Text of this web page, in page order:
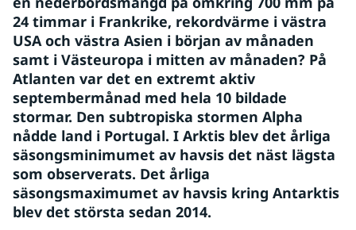
24 timmar i Frankrike, rekordvärme i västra
USA och västra Asien i början av månaden
samt i Västeuropa i mitten av månaden? På
Atlanten var det en extremt aktiv
septembermånad med hela 10 bildade
stormar. Den subtropiska stormen Alpha
nådde land i Portugal. I Arktis blev det årliga
säsongsminimumet av havsis det näst lägsta
som observerats. Det årliga
säsongsmaximumet av havsis kring Antarktis
blev det största sedan 2014.